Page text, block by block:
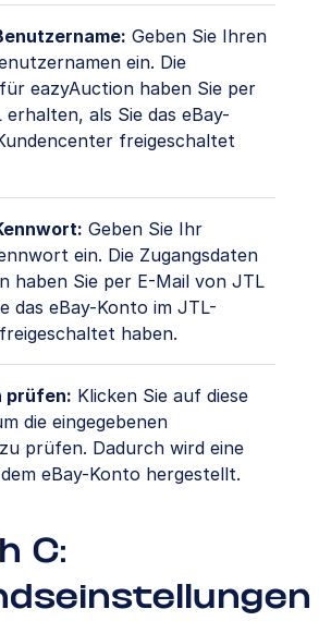
Geben Sie Ihren
ein. Die
eazyAuction haben Sie per
als Sie das eBay-
freigeschaltet
Geben Sie Ihr
ein. Die Zugangsdaten
haben Sie per E-Mail von JTL
das eBay-Konto im JTL-
haben.
prüfen: Klicken Sie auf diese
die eingegebenen
prüfen. Dadurch wird eine
eBay-Konto hergestellt.
C: